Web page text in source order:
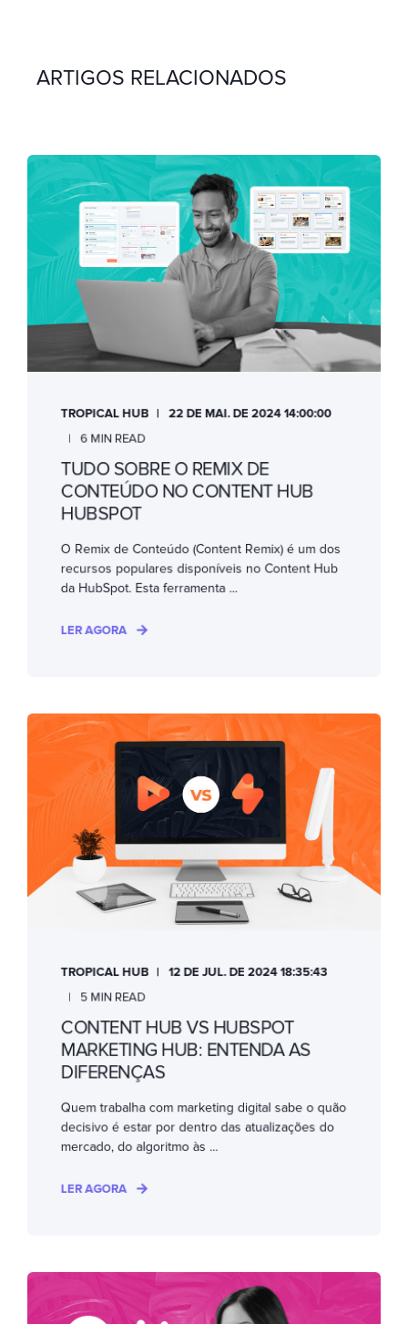
ARTIGOS RELACIONADOS
TROPICAL HUB
22 DE MAI. DE 2024 14:00:00
6 MIN READ
TUDO SOBRE O REMIX DE
CONTEÚDO NO CONTENT HUB
HUBSPOT
O Remix de Conteúdo (Content Remix) é um dos
recursos populares disponíveis no Content Hub
da HubSpot. Esta ferramenta ...
LER AGORA
TROPICAL HUB
12 DE JUL. DE 2024 18:35:43
5 MIN READ
CONTENT HUB VS HUBSPOT
MARKETING HUB: ENTENDA AS
DIFERENÇAS
Quem trabalha com marketing digital sabe o quão
decisivo é estar por dentro das atualizações do
mercado, do algoritmo às ...
LER AGORA